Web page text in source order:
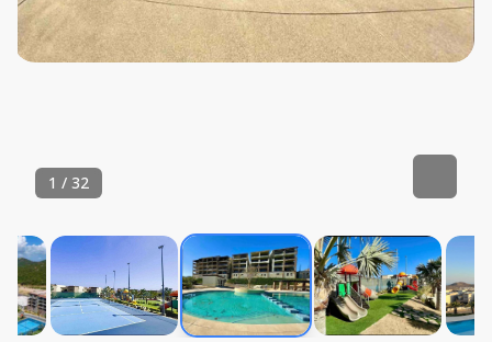
1 / 32